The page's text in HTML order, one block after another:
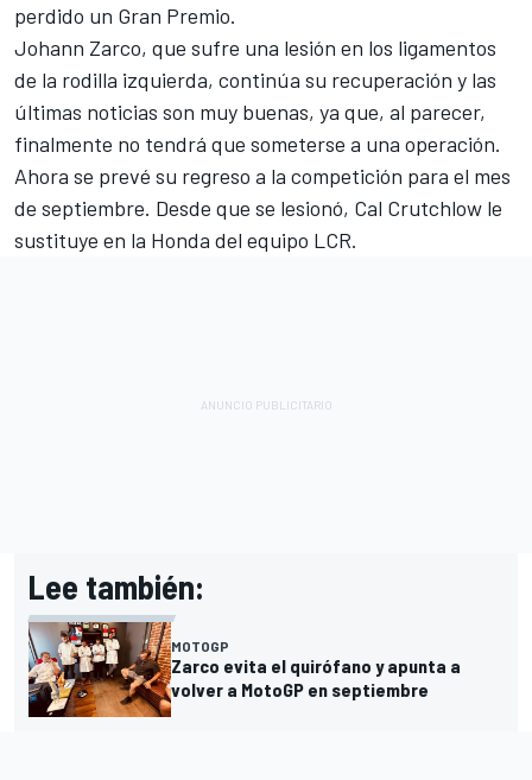
perdido un Gran Premio.
Johann Zarco, que sufre una lesión en los ligamentos
de la rodilla izquierda, continúa su recuperación y las
últimas noticias son muy buenas, ya que, al parecer,
finalmente no tendrá que someterse a una operación.
Ahora se prevé su regreso a la competición para el mes
de septiembre. Desde que se lesionó, Cal Crutchlow le
sustituye en la Honda del equipo LCR.
Lee también:
MOTOGP
Zarco evita el quirófano y apunta a
volver a MotoGP en septiembre